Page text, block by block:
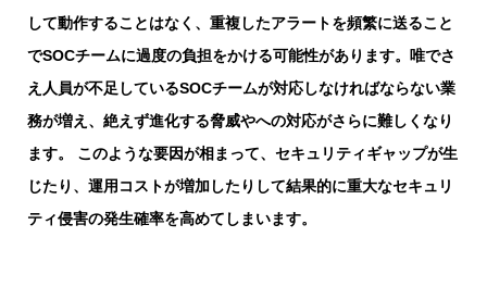
して動作することはなく、重複したアラートを頻繁に送ること
でSOCチームに過度の負担をかける可能性があります。唯でさ
え人員が不足しているSOCチームが対応しなければならない業
務が増え、絶えず進化する脅威やへの対応がさらに難しくなり
ます。 このような要因が相まって、セキュリティギャップが生
じたり、運用コストが増加したりして結果的に重大なセキュリ
ティ侵害の発生確率を高めてしまいます。